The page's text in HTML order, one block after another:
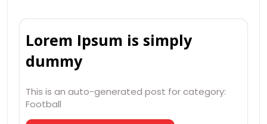
Lorem Ipsum is simply
dummy
This is an auto-generated post for category:
Football